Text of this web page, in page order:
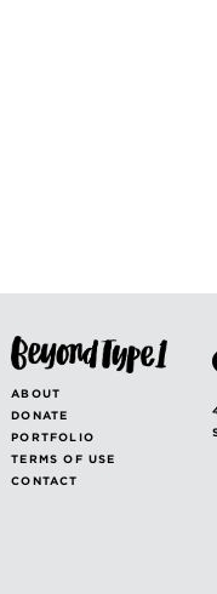
ABOUT
DONATE
PORTFOLIO
TERMS OF USE
CONTACT